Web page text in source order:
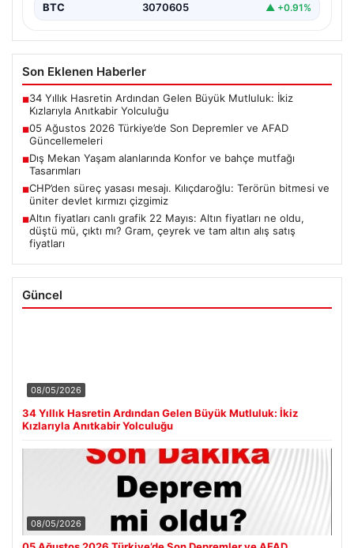
BTC 3070605 ▲ +0.91%
Son Eklenen Haberler
■34 Yıllık Hasretin Ardından Gelen Büyük Mutluluk: İkiz
Kızlarıyla Anıtkabir Yolculuğu
■05 Ağustos 2026 Türkiye’de Son Depremler ve AFAD
Güncellemeleri
■Dış Mekan Yaşam alanlarında Konfor ve bahçe mutfağı
Tasarımları
■CHP’den süreç yasası mesajı. Kılıçdaroğlu: Terörün bitmesi ve
üniter devlet kırmızı çizgimiz
■Altın fiyatları canlı grafik 22 Mayıs: Altın fiyatları ne oldu,
düştü mü, çıktı mı? Gram, çeyrek ve tam altın alış satış
fiyatları
Güncel
08/05/2026
34 Yıllık Hasretin Ardından Gelen Büyük Mutluluk: İkiz
Kızlarıyla Anıtkabir Yolculuğu
08/05/2026